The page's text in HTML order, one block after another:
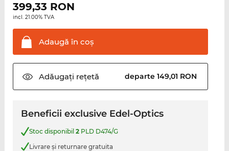
399,33 RON
incl. 21.00% TVA
Adaugă în coş
Adăugați rețetă departe 149,01 RON
Beneficii exclusive Edel-Optics
Stoc disponibil 2PLD D474/G
Livrare şi returnare gratuita